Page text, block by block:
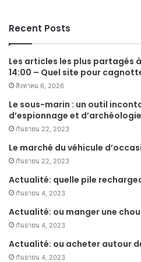
Recent Posts
Les articles les plus partagés
14:00 – Quel site pour
สิงหาคม 6, 2026
Le sous-marin : un outil
d’espionnage et d’archéologie
กันยายน 22, 2023
Le marché du véhicule
กันยายน 22, 2023
Actualité: quelle pile
กันยายน 4, 2023
Actualité: ou manger une
กันยายน 4, 2023
Actualité: ou acheter autour
กันยายน 4, 2023